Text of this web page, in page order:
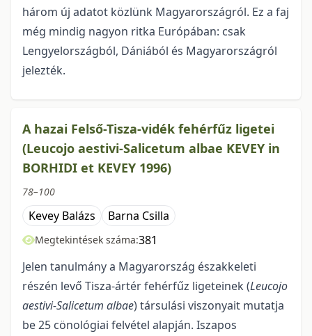
három új adatot közlünk Magyarországról. Ez a faj
még mindig nagyon ritka Európában: csak
Lengyelországból, Dániából és Magyarországról
jelezték.
A hazai Felső-Tisza-vidék fehérfűz ligetei
(Leucojo aestivi-Salicetum albae KEVEY in
BORHIDI et KEVEY 1996)
78–100
Kevey Balázs Barna Csilla
Megtekintések száma:381
Jelen tanulmány a Magyarország északkeleti
részén levő Tisza-ártér fehérfűz ligeteinek (Leucojo
aestivi-Salicetum albae) társulási viszonyait mutatja
be 25 cönológiai felvétel alapján. Iszapos